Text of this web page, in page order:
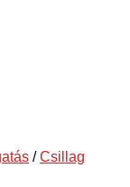
/Csillag